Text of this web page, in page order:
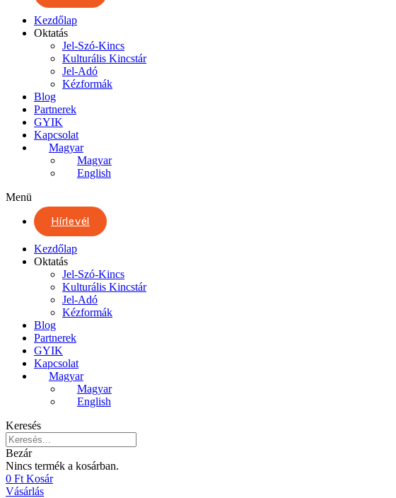
Kezdőlap
Oktatás
Jel-Szó-Kincs
Kulturális Kincstár
Jel-Adó
Kézformák
Blog
Partnerek
GYIK
Kapcsolat
Magyar
Magyar
English
Menü
Hírlevél
Kezdőlap
Oktatás
Jel-Szó-Kincs
Kulturális Kincstár
Jel-Adó
Kézformák
Blog
Partnerek
GYIK
Kapcsolat
Magyar
Magyar
English
Keresés
Bezár
Nincs termék a kosárban.
0 Ft Kosár
Vásárlás